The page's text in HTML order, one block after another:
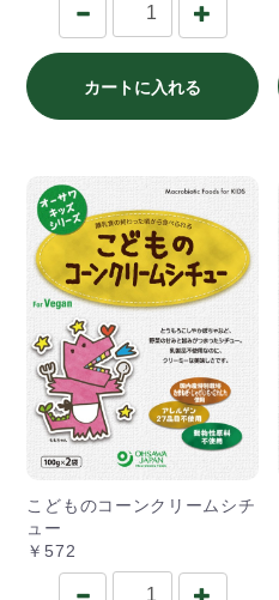
カートに入れる
こどものコーンクリームシチ
ュー
￥572